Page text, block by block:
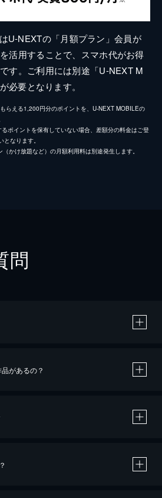
U-NEXTの「月額プラン」会員が
活用することで、スマホ代がお得
す。ご利用には別途「U-NEXT M
必要となります。
らえる1,200円分のポイントを、U-NEXT MOBILEの
ポイントを保有していない場合、差額分の料金はご登
なります。
かけ放題など）の月額利用料は別途発生します。
問
があるの？